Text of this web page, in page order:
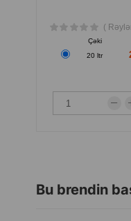
(
Çəki
20 ltr
Bu brendin